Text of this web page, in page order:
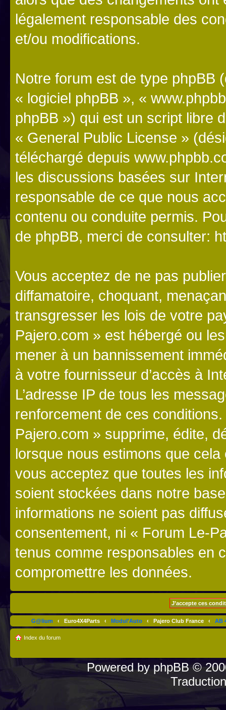
légalement responsable des
et/ou modifications.
Notre forum est de type phpBB
« logiciel phpBB », «
phpBB ») qui est un script libre
« General Public License »
téléchargé depuis
les discussions basées sur
responsable de ce que nous
contenu ou conduite permis.
de phpBB, merci de consulter:
Vous acceptez de ne pas
diffamatoire, choquant,
transgresser les lois de votre
Pajero.com » est hébergé ou
mener à un bannissement
à votre fournisseur d’accès à
L’adresse IP de tous les
renforcement de ces
Pajero.com » supprime, édite,
lorsque nous estimons que cela
vous acceptez que toutes les
soient stockées dans notre
informations ne soient pas
consentement, ni « Forum Le-
tenus comme responsables en
compromettre les données.
G@lium ‹ Euro4X4Parts ‹ Modul'Auto ‹ Pajero Club France ‹ AB
Index du forum
Powered byphpBB©